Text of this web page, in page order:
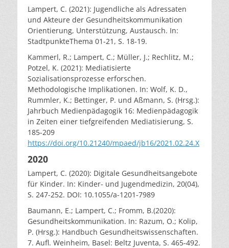
Lampert, C. (2021): Jugendliche als Adressaten
und Akteure der Gesundheitskommunikation
Orientierung, Unterstützung, Austausch. In:
StadtpunkteThema 01-21, S. 18-19.
Kammerl, R.; Lampert, C.; Müller, J.; Rechlitz, M.;
Potzel, K. (2021): Mediatisierte
Sozialisationsprozesse erforschen.
Methodologische Implikationen. In: Wolf, K. D.,
Rummler, K.; Bettinger, P. und Aßmann, S. (Hrsg.):
Jahrbuch Medienpädagogik 16: Medienpädagogik
in Zeiten einer tiefgreifenden Mediatisierung, S.
185-209
https://doi.org/10.21240/mpaed/jb16/2021.02.24.X
2020
Lampert, C. (2020): Digitale Gesundheitsangebote
für Kinder. In: Kinder- und Jugendmedizin, 20(04),
S. 247-252. DOI: 10.1055/a-1201-7989
Baumann, E.; Lampert, C.; Fromm, B.(2020):
Gesundheitskommunikation. In: Razum, O.; Kolip,
P. (Hrsg.): Handbuch Gesundheitswissenschaften.
7. Aufl. Weinheim, Basel: Beltz Juventa, S. 465-492.